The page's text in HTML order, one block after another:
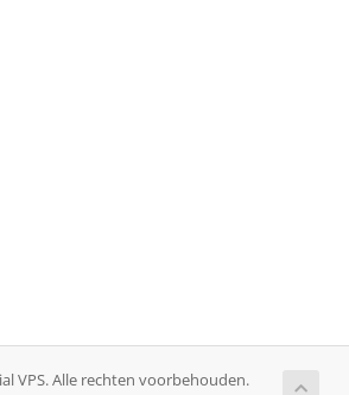
VPS. Alle rechten voorbehouden.